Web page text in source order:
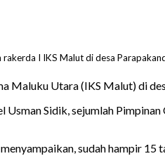
I IKS Malut di desa
Maluku Utara (IKS Malut) di
Sidik, sejumlah
sudah hampir